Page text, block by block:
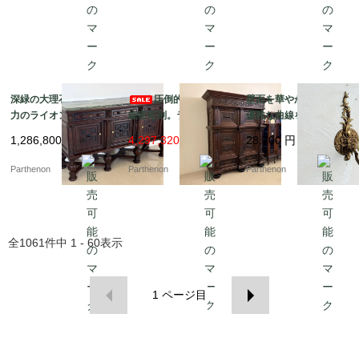
深緑の大理石天板と迫
力のライオン彫刻。重
厚な佇まいで空間を彩
る大型サイドボード【d
s23-10】
1,286,800 円
Parthenon
圧倒的な風格と
細密彫刻。ライオンが
守る重厚な佇まいの大
型キャビネット【ds23
-11】
4,297,320 円
Parthenon
壁面を華やかに彩る、
優雅な曲線を描く真鍮
製の1灯式ウォールラン
プ【2059】
28,700 円
Parthenon
全1061件中 1 - 60表示
1 ページ目